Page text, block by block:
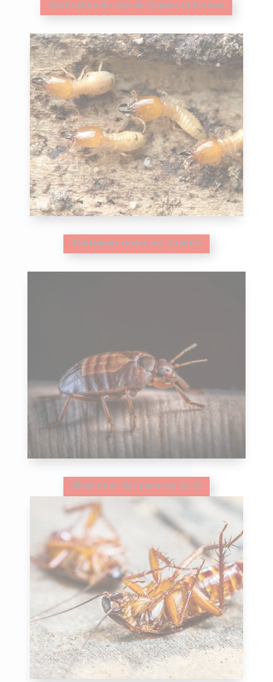
Destruction de nids de Guêpes et Frelons
Traitement contre les Termites
Elimination des punaises de lit